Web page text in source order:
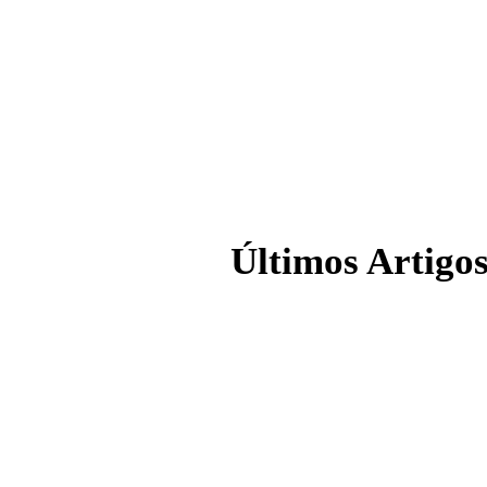
Últimos Artigos